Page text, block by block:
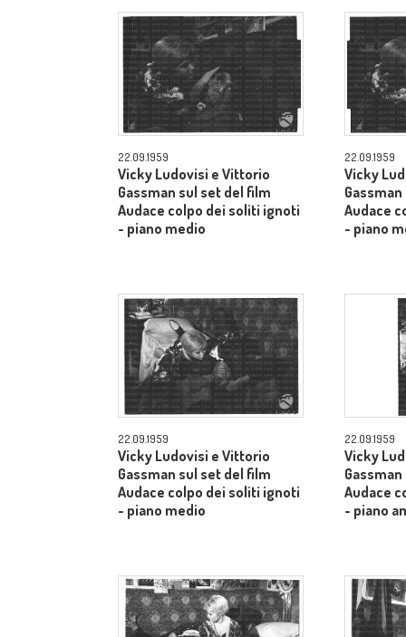
22.09.1959
Vicky Ludovisi e Vittorio
Gassman sul set del film
Audace colpo dei soliti ignoti
- piano medio
22.09.1959
Vicky
Audace
- piano
22.09.1959
Vicky Ludovisi e Vittorio
Gassman sul set del film
Audace colpo dei soliti ignoti
- piano medio
22.09.1959
Vicky
Audace
- piano